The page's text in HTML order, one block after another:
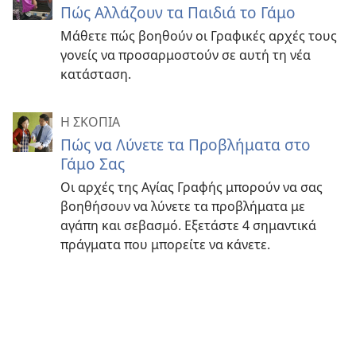
Πώς Αλλάζουν τα Παιδιά το Γάμο
Μάθετε πώς βοηθούν οι Γραφικές αρχές τους
γονείς να προσαρμοστούν σε αυτή τη νέα
κατάσταση.
Η ΣΚΟΠΙΑ
Πώς να Λύνετε τα Προβλήματα στο
Γάμο Σας
Οι αρχές της Αγίας Γραφής μπορούν να σας
βοηθήσουν να λύνετε τα προβλήματα με
αγάπη και σεβασμό. Εξετάστε 4 σημαντικά
πράγματα που μπορείτε να κάνετε.